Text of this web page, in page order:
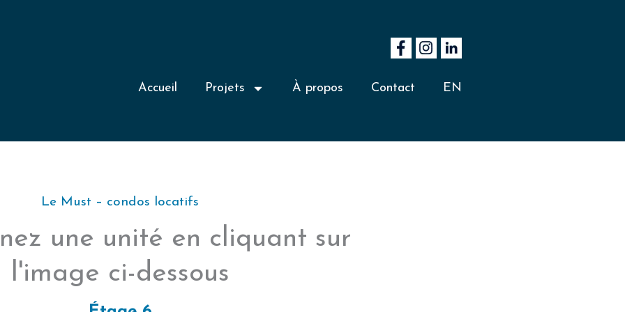
Accueil Projets À propos Contact EN
Le Must – condos locatifs
une unité en cliquant sur
l'image ci-dessous